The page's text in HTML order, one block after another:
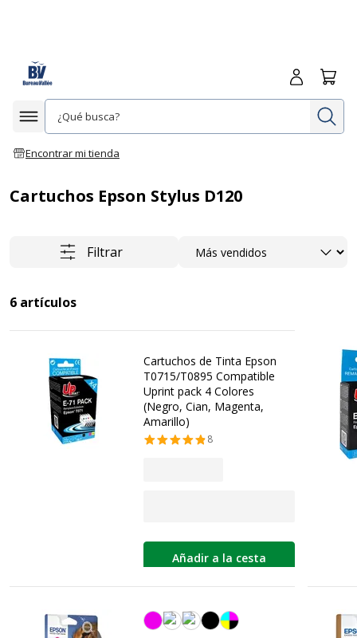
Afficher la navigation
Encontrar mi tienda
Iniciar
Cartuchos Epson Stylus D120
Filtrar Ordenar
6 artículos
Cartuchos de Tinta Epson
T0715/T0895 Compatible
Uprint pack 4 Colores
(Negro, Cian, Magenta,
Amarillo)
8
Añadir a la cesta
magenta